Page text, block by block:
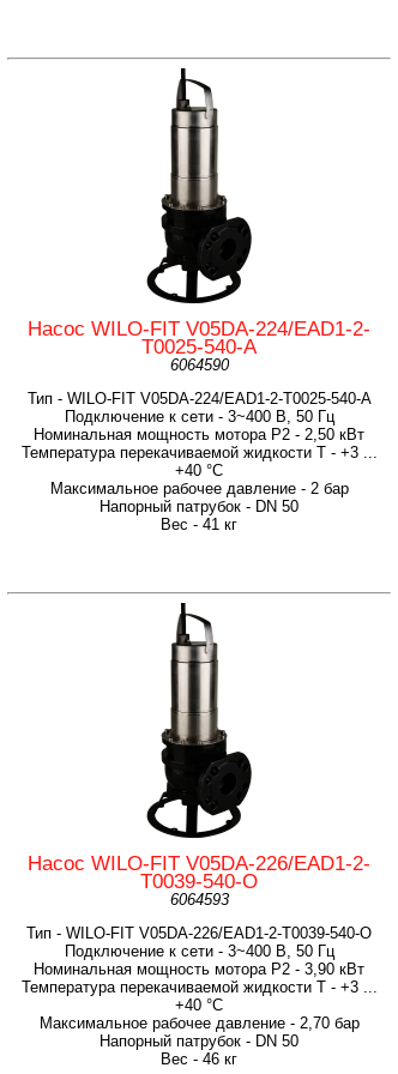
Насос WILO-FIT V05DA-224/EAD1-2-
T0025-540-A
6064590
Тип - WILO-FIT V05DA-224/EAD1-2-T0025-540-A
Подключение к сети - 3~400 В, 50 Гц
Номинальная мощность мотора P2 - 2,50 кВт
Температура перекачиваемой жидкости T - +3 ...
+40 °C
Максимальное рабочее давление - 2 бар
Напорный патрубок - DN 50
Вес - 41 кг
Насос WILO-FIT V05DA-226/EAD1-2-
T0039-540-O
6064593
Тип - WILO-FIT V05DA-226/EAD1-2-T0039-540-O
Подключение к сети - 3~400 В, 50 Гц
Номинальная мощность мотора P2 - 3,90 кВт
Температура перекачиваемой жидкости T - +3 ...
+40 °C
Максимальное рабочее давление - 2,70 бар
Напорный патрубок - DN 50
Вес - 46 кг